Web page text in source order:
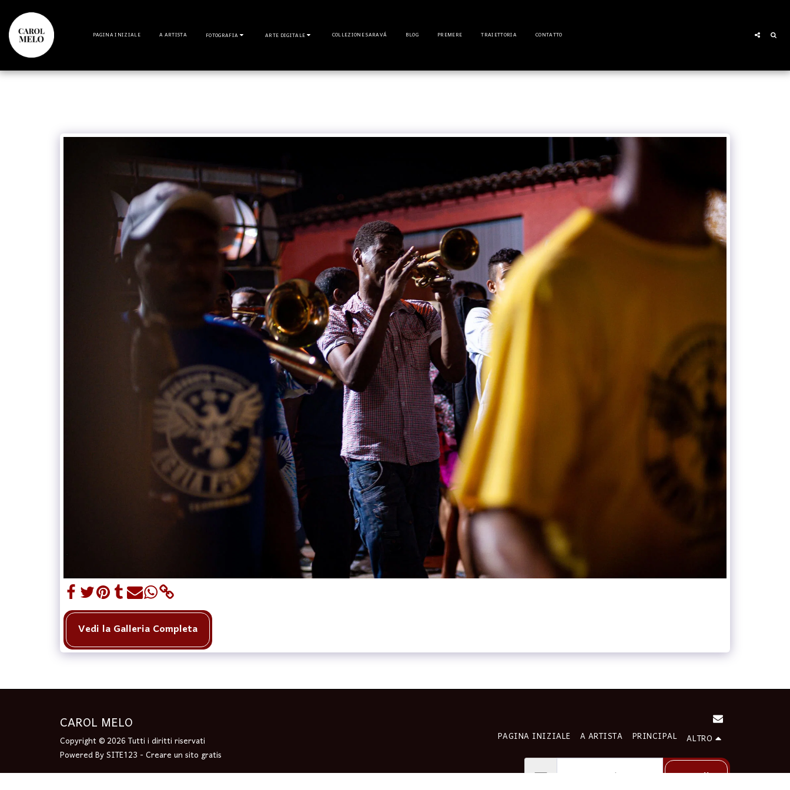
PAGINA INIZIALE A ARTISTA FOTOGRAFIA ARTE DIGITALE COLLEZIONE SARAVÁ BLOG PREMERE TRAIETTORIA CONTATTO
Vedi la Galleria Completa
CAROL MELO
Copyright © 2026 Tutti i diritti riservati
Powered BySITE123 -Creare un sito gratis
PAGINA INIZIALE A ARTISTA PRINCIPAL ALTRO
Cartello